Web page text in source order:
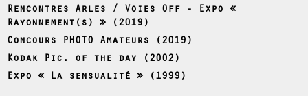
Rencontres Arles / Voies Off - Expo «
Rayonnement(s) » (2019)
Concours PHOTO Amateurs (2019)
Kodak Pic. of the day (2002)
Expo « La sensualité » (1999)